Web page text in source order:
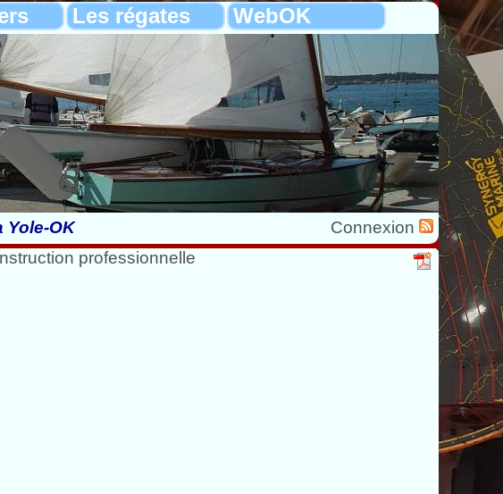
Les régates WebOK
Yole-OK
Connexion
professionnelle